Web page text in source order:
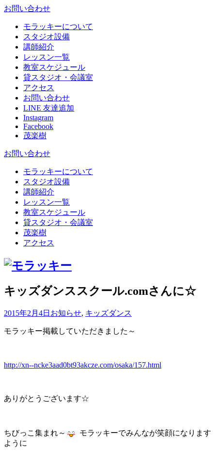
お問い合わせ
モラッキーについて
スタジオ設備
講師紹介
レッスン一覧
教室スケジュール
貸スタジオ・会議室
アクセス
お問い合わせ
LINE 友達追加
Instagram
Facebook
茂楽樹
お問い合わせ
モラッキーについて
スタジオ設備
講師紹介
レッスン一覧
教室スケジュール
貸スタジオ・会議室
茂楽樹
アクセス
キッズダンススクール.comさんに☆
2015年2月4日 お知らせ, キッズダンス
モラッキー掲載していただきました～
http://xn--ncke3aad0bt93akcze.com/osaka/157.html
ありがとうございます☆
ちびっこ集まれ～
モラッキーでみんなが笑顔になります
ように